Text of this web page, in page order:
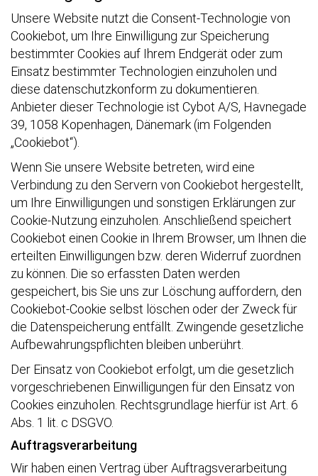
Unsere Website nutzt die Consent-Technologie von
Cookiebot, um Ihre Einwilligung zur Speicherung
bestimmter Cookies auf Ihrem Endgerät oder zum
Einsatz bestimmter Technologien einzuholen und
diese datenschutzkonform zu dokumentieren.
Anbieter dieser Technologie ist Cybot A/S, Havnegade
39, 1058 Kopenhagen, Dänemark (im Folgenden
„Cookiebot“).
Wenn Sie unsere Website betreten, wird eine
Verbindung zu den Servern von Cookiebot hergestellt,
um Ihre Einwilligungen und sonstigen Erklärungen zur
Cookie-Nutzung einzuholen. Anschließend speichert
Cookiebot einen Cookie in Ihrem Browser, um Ihnen die
erteilten Einwilligungen bzw. deren Widerruf zuordnen
zu können. Die so erfassten Daten werden
gespeichert, bis Sie uns zur Löschung auffordern, den
Cookiebot-Cookie selbst löschen oder der Zweck für
die Datenspeicherung entfällt. Zwingende gesetzliche
Aufbewahrungspflichten bleiben unberührt.
Der Einsatz von Cookiebot erfolgt, um die gesetzlich
vorgeschriebenen Einwilligungen für den Einsatz von
Cookies einzuholen. Rechtsgrundlage hierfür ist Art. 6
Abs. 1 lit. c DSGVO.
Auftragsverarbeitung
Wir haben einen Vertrag über Auftragsverarbeitung